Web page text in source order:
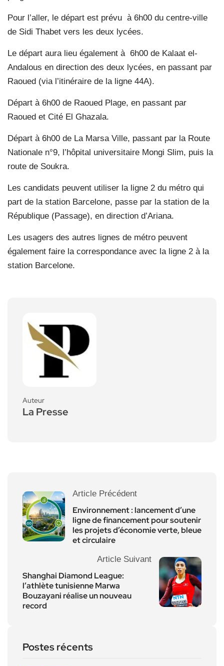
Pour l’aller, le départ est prévu à 6h00 du centre-ville
de Sidi Thabet vers les deux lycées.
Le départ aura lieu également à 6h00 de Kalaat el-
Andalous en direction des deux lycées, en passant par
Raoued (via l’itinéraire de la ligne 44A).
Départ à 6h00 de Raoued Plage, en passant par
Raoued et Cité El Ghazala.
Départ à 6h00 de La Marsa Ville, passant par la Route
Nationale n°9, l’hôpital universitaire Mongi Slim, puis la
route de Soukra.
Les candidats peuvent utiliser la ligne 2 du métro qui
part de la station Barcelone, passe par la station de la
République (Passage), en direction d’Ariana.
Les usagers des autres lignes de métro peuvent
également faire la correspondance avec la ligne 2 à la
station Barcelone.
Auteur
La Presse
Article Précédent
Environnement : lancement d’une
ligne de financement pour soutenir
les projets d’économie verte, bleue
et circulaire
Article Suivant
Shanghai Diamond League:
l’athlète tunisienne Marwa
Bouzayani réalise un nouveau
record
Postes récents